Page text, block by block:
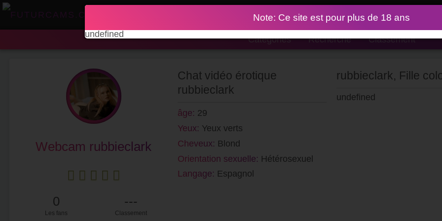
Catégories Recherche Classement
Webcam rubbieclark
0
Les fans
---
Classement
Chat vidéo érotique
rubbieclark
âge: 29
Yeux: Yeux verts
Cheveux: Blond
Orientation sexuelle: Hétérosexuel
Langage: Espagnol
rubbieclark, Fille
undefined
undefined
Note: Ce site est pour plus de 18 ans